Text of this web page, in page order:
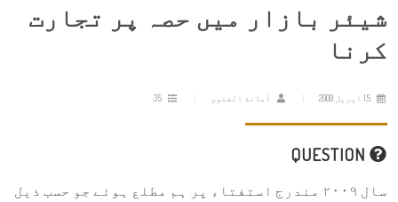
شیئر بازار میں حصہ پر تجارت
کرنا
أمانة الفتوى
سال ٢٠٠٩ مندرج استفتاء پر ہم مطلع ہوئے جو حسب ذیل